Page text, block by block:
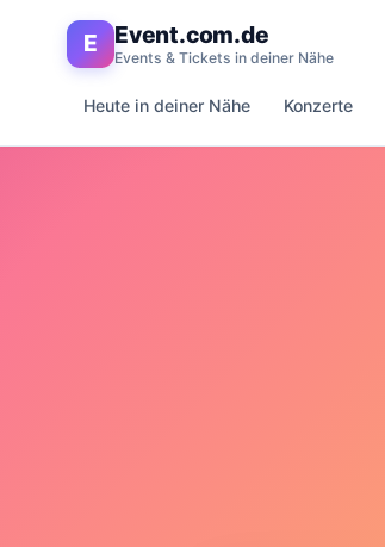
E Event.com.de
Events & Tickets in deiner Nähe
Heute in deiner Nähe Konzerte